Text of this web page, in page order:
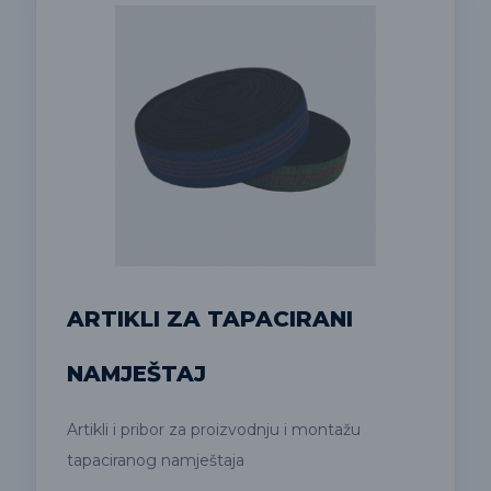
ARTIKLI ZA TAPACIRANI
NAMJEŠTAJ
Artikli i pribor za proizvodnju i montažu
tapaciranog namještaja